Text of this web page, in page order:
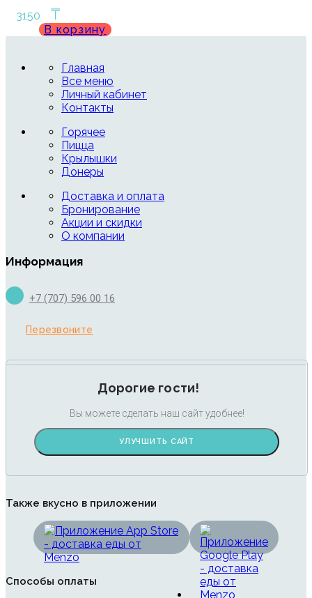
3150 ₸
В корзину
Главная
Все меню
Личный кабинет
Контакты
Горячее
Пицца
Крылышки
Донеры
Доставка и оплата
Бронирование
Акции и скидки
О компании
Информация
+7 (707) 596 00 16
Перезвоните
Дорогие гости!
Вы можете сделать наш сайт удобнее!
УЛУЧШИТЬ САЙТ
Также вкусно в приложении
Способы оплаты